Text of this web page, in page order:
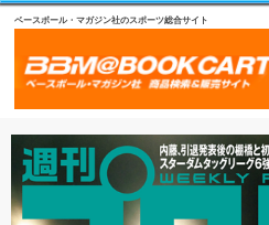
ベースボール・マガジン社のスポーツ総合サイト